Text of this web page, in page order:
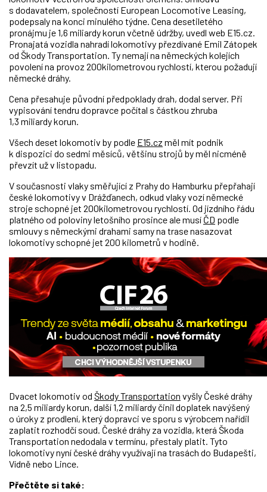
s dodavatelem, společností European Locomotive Leasing,
podepsaly na konci minulého týdne. Cena desetiletého
pronájmu je 1,6 miliardy korun včetně údržby, uvedl web E15.cz.
Pronajatá vozidla nahradí lokomotivy přezdívané Emil Zátopek
od Škody Transportation. Ty nemají na německých kolejích
povolení na provoz 200kilometrovou rychlostí, kterou požadují
německé dráhy.
Cena přesahuje původní předpoklady drah, dodal server. Při
vypisování tendru dopravce počítal s částkou zhruba
1,3 miliardy korun.
Všech deset lokomotiv by podle E15.cz měl mít podnik
k dispozici do sedmi měsíců, většinu strojů by měl nicméně
převzít už v listopadu.
V současnosti vlaky směřující z Prahy do Hamburku přepřahají
české lokomotivy v Drážďanech, odkud vlaky vozí německé
stroje schopné jet 200kilometrovou rychlostí. Od jízdního řádu
platného od poloviny letošního prosince ale musí ČD podle
smlouvy s německými drahami samy na trase nasazovat
lokomotivy schopné jet 200 kilometrů v hodině.
Dvacet lokomotiv od Škody Transportation vyšly České dráhy
na 2,5 miliardy korun, další 1,2 miliardy činil doplatek navýšený
o úroky z prodlení, který dopravci ve sporu s výrobcem nařídil
zaplatit rozhodčí soud. České dráhy za vozidla, která Škoda
Transportation nedodala v termínu, přestaly platit. Tyto
lokomotivy nyní české dráhy využívají na trasách do Budapešti,
Vídně nebo Lince.
Přečtěte si také: